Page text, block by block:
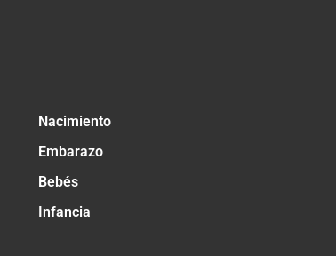
Nacimiento
Embarazo
Bebés
Infancia